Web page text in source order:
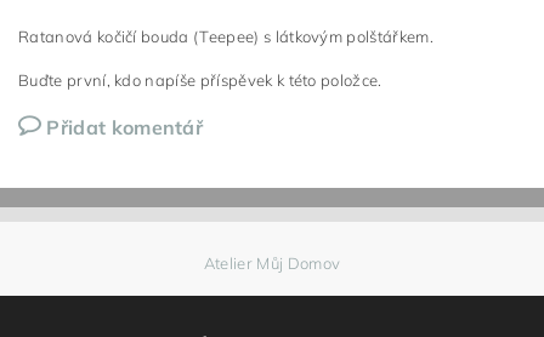
Ratanová kočičí bouda (Teepee) s látkovým polštářkem.
Buďte první, kdo napíše příspěvek k této položce.
Přidat komentář
Atelier Můj Domov